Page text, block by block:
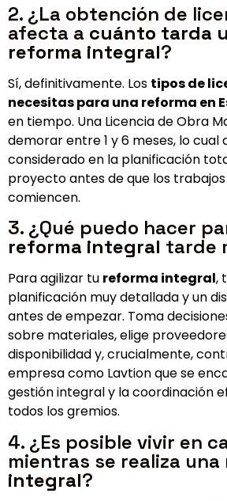
2. ¿La obtención de
afecta a cuánto tarda
reforma integral?
Sí, definitivamente. Los tipos de
necesitas para una reforma en
en tiempo. Una Licencia de Obra
demorar entre 1 y 6 meses, lo cual
considerado en la planificación
proyecto antes de que los
comiencen.
3. ¿Qué puedo hacer
reforma integral tarde
Para agilizar tu reforma integral,
planificación muy detallada y un
antes de empezar. Toma
sobre materiales, elige
disponibilidad y, crucialmente,
empresa como Lavtion que se
gestión integral y la coordinación
todos los gremios.
4. ¿Es posible vivir en
mientras se realiza una
integral?